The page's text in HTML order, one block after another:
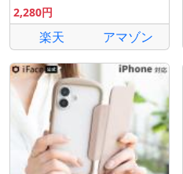
2,280円
楽天 アマゾン